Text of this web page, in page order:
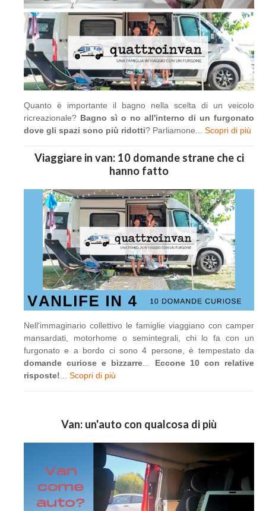
Quanto è importante il bagno nella scelta di un veicolo
ricreazionale? Bagno sì o no all'interno di un furgonato
dove gli spazi sono più ridotti? Parliamone... Scopri di più
Viaggiare in van: 10 domande strane che ci
hanno fatto
Nell'immaginario collettivo le famiglie viaggiano con camper
mansardati, motorhome o semintegrali, chi lo fa con un
furgonato e a bordo ci sono 4 persone, è tempestato da
domande curiose e bizzarre
Eccone 10 con relative
risposte!
Scopri di più
Van: un'auto con qualcosa di più